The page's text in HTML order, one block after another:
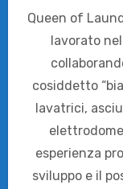
Queen of
lavorato
cosiddetto
lavatrici,
esperienza
sviluppo e il